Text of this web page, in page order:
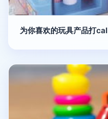
为你喜欢的玩具产品打